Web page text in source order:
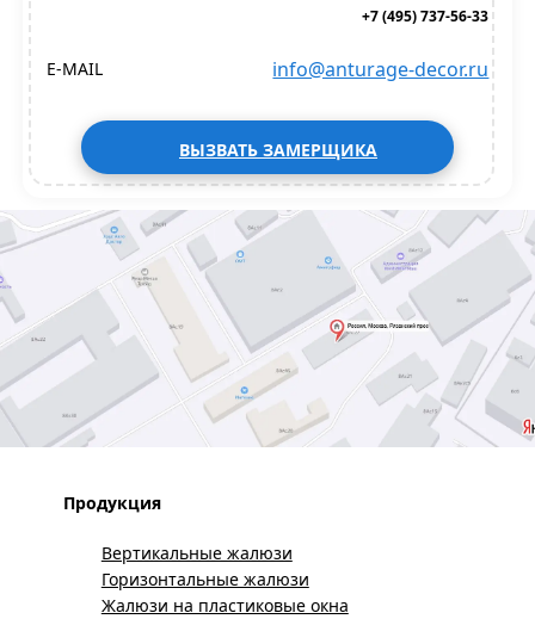
+7 (495) 737-56-33
E-MAIL info@anturage-decor.ru
ВЫЗВАТЬ ЗАМЕРЩИКА
Продукция
Вертикальные жалюзи
Горизонтальные жалюзи
Жалюзи на пластиковые окна